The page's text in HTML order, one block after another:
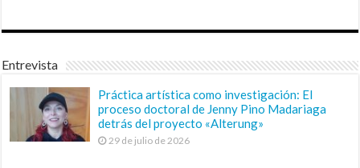
Entrevista
Práctica artística como investigación: El
proceso doctoral de Jenny Pino Madariaga
detrás del proyecto «Alterung»
29 de julio de 2026